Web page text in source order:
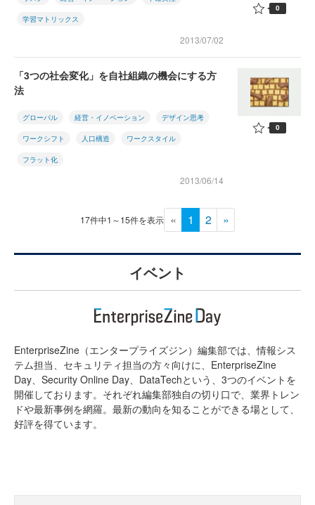
学習マトリックス
2013/07/02
0
「3つの社会変化」を自社組織の機会にする方
法
グローバル 経営・イノベーション デザイン思考
ワークシフト 人口構造 ワークスタイル
フラット化
2013/06/14
0
17件中1～15件を表示 « 1 2 »
イベント
EnterpriseZine（エンタープライズジン）編集部では、情報シス
テム担当、セキュリティ担当の方々向けに、EnterpriseZine
Day、Security Online Day、DataTechという、3つのイベントを
開催しております。それぞれ編集部独自の切り口で、業界トレン
ドや最新事例を網羅。最新の動向を知ることができる場として、
好評を得ています。